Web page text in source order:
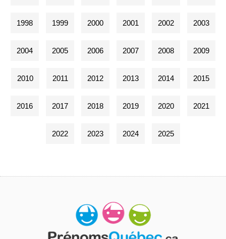
1998 1999 2000 2001 2002 2003
2004 2005 2006 2007 2008 2009
2010 2011 2012 2013 2014 2015
2016 2017 2018 2019 2020 2021
2022 2023 2024 2025